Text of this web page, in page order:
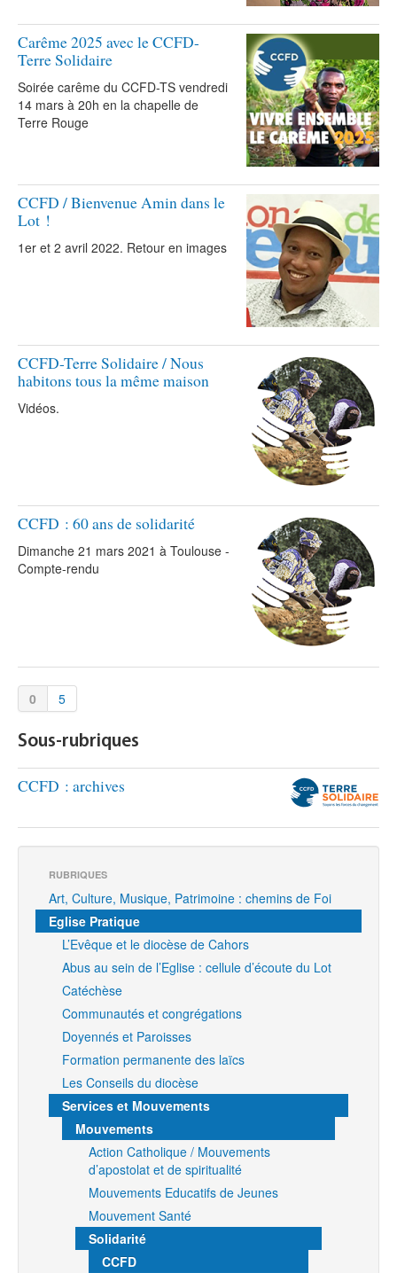
Carême 2025 avec le CCFD-
Terre Solidaire
Soirée carême du CCFD-TS vendredi
14 mars à 20h en la chapelle de
Terre Rouge
CCFD / Bienvenue Amin dans le
Lot !
1er et 2 avril 2022. Retour en images
CCFD-Terre Solidaire / Nous
habitons tous la même maison
Vidéos.
CCFD : 60 ans de solidarité
Dimanche 21 mars 2021 à Toulouse -
Compte-rendu
0 5
Sous-rubriques
CCFD : archives
RUBRIQUES
Art, Culture, Musique, Patrimoine : chemins de Foi
Eglise Pratique
L’Evêque et le diocèse de Cahors
Abus au sein de l’Eglise : cellule d’écoute du Lot
Catéchèse
Communautés et congrégations
Doyennés et Paroisses
Formation permanente des laïcs
Les Conseils du diocèse
Services et Mouvements
Mouvements
Action Catholique / Mouvements
d’apostolat et de spiritualité
Mouvements Educatifs de Jeunes
Mouvement Santé
Solidarité
CCFD